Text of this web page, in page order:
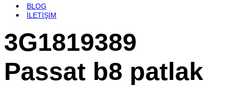
BLOG
İLETİŞİM
3G1819389
Passat b8 patlak